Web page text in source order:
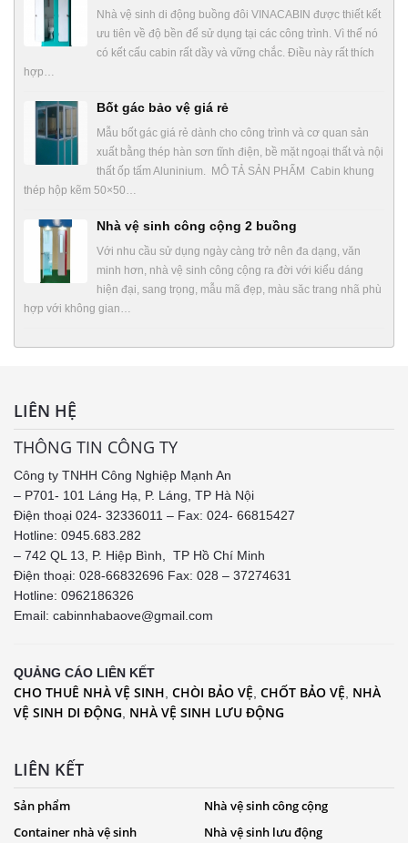
Nhà vệ sinh di động buồng đôi VINACABIN được thiết kết
ưu tiên về độ bền để sử dụng tại các công trình. Vì thế nó
có kết cấu cabin rất dầy và vững chắc. Điều này rất thích
hợp…
Bốt gác bảo vệ giá rẻ
Mẫu bốt gác giá rẻ dành cho công trình và cơ quan sản
xuất bằng thép hàn sơn tĩnh điện, bề mặt ngoại thất và nội
thất ốp tấm Aluninium. MÔ TẢ SẢN PHẨM Cabin khung
thép hộp kẽm 50×50…
Nhà vệ sinh công cộng 2 buồng
Với nhu cầu sử dụng ngày càng trở nên đa dạng, văn
minh hơn, nhà vệ sinh công cộng ra đời với kiểu dáng
hiện đại, sang trọng, mẫu mã đẹp, màu săc trang nhã phù
hợp với không gian…
LIÊN HỆ
THÔNG TIN CÔNG TY
Công ty TNHH Công Nghiệp Mạnh An
– P701- 101 Láng Hạ, P. Láng, TP Hà Nội
Điện thoại 024- 32336011 – Fax: 024- 66815427
Hotline: 0945.683.282
– 742 QL 13, P. Hiệp Bình, TP Hồ Chí Minh
Điện thoại: 028-66832696 Fax: 028 – 37274631
Hotline: 0962186326
Email: cabinnhabaove@gmail.com
QUẢNG CÁO LIÊN KẾT
CHO THUÊ NHÀ VỆ SINH, CHÒI BẢO VỆ, CHỐT BẢO VỆ, NHÀ
VỆ SINH DI ĐỘNG, NHÀ VỆ SINH LƯU ĐỘNG
LIÊN KẾT
Sản phẩm
Nhà vệ sinh công cộng
Container nhà vệ sinh
Nhà vệ sinh lưu động